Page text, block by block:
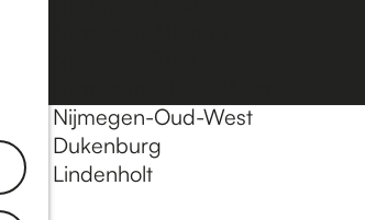
Nijmegen-Oud-West
Dukenburg
Lindenholt